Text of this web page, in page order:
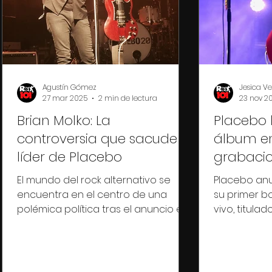
Brian Molko: La
controversia que sacude al
líder de Placebo
El mundo del rock alternativo se
encuentra en el centro de una
polémica política tras el anuncio en
Agustín Gómez
27 mar 2025
2 min de lectura
álbum
Placebo
su primer
vivo,
Jesica
23 nov